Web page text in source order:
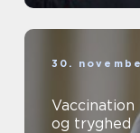
30.
og tryghed